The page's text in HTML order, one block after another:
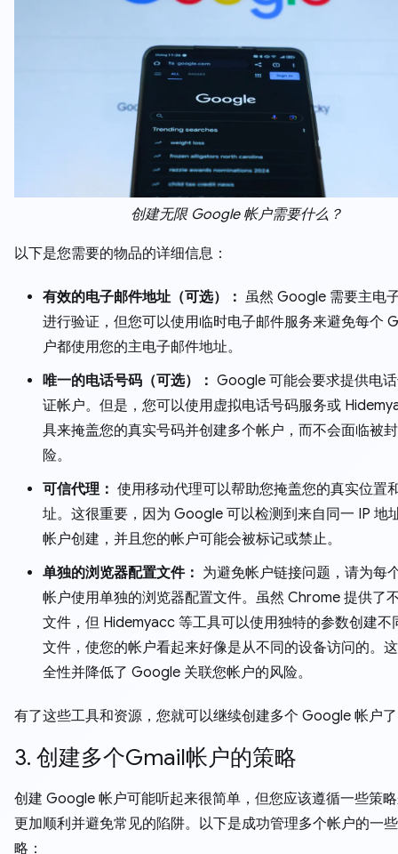
创建无限 Google 帐户需要什么？
以下是您需要的物品的详细信息：
有效的电子邮件地址（可选）： 虽然 Google 需要主电
进行验证，但您可以使用临时电子邮件服务来避免每个
户都使用您的主电子邮件地址。
唯一的电话号码（可选）： Google 可能会要求提供电
证帐户。但是，您可以使用虚拟电话号码服务或
具来掩盖您的真实号码并创建多个帐户，而不会面临被
险。
可信代理： 使用移动代理可以帮助您掩盖您的真实位置
址。这很重要，因为 Google 可以检测到来自同一 IP 地
帐户创建，并且您的帐户可能会被标记或禁止。
单独的浏览器配置文件： 为避免帐户链接问题，请为每
帐户使用单独的浏览器配置文件。虽然 Chrome 提供了
文件，但 Hidemyacc 等工具可以使用独特的参数创建不
文件，使您的帐户看起来好像是从不同的设备访问的。
全性并降低了 Google 关联您帐户的风险。
有了这些工具和资源，您就可以继续创建多个 Google 帐户
3. 创建多个Gmail帐户的策略
创建 Google 帐户可能听起来很简单，但您应该遵循一些策
更加顺利并避免常见的陷阱。以下是成功管理多个帐户的一
略：